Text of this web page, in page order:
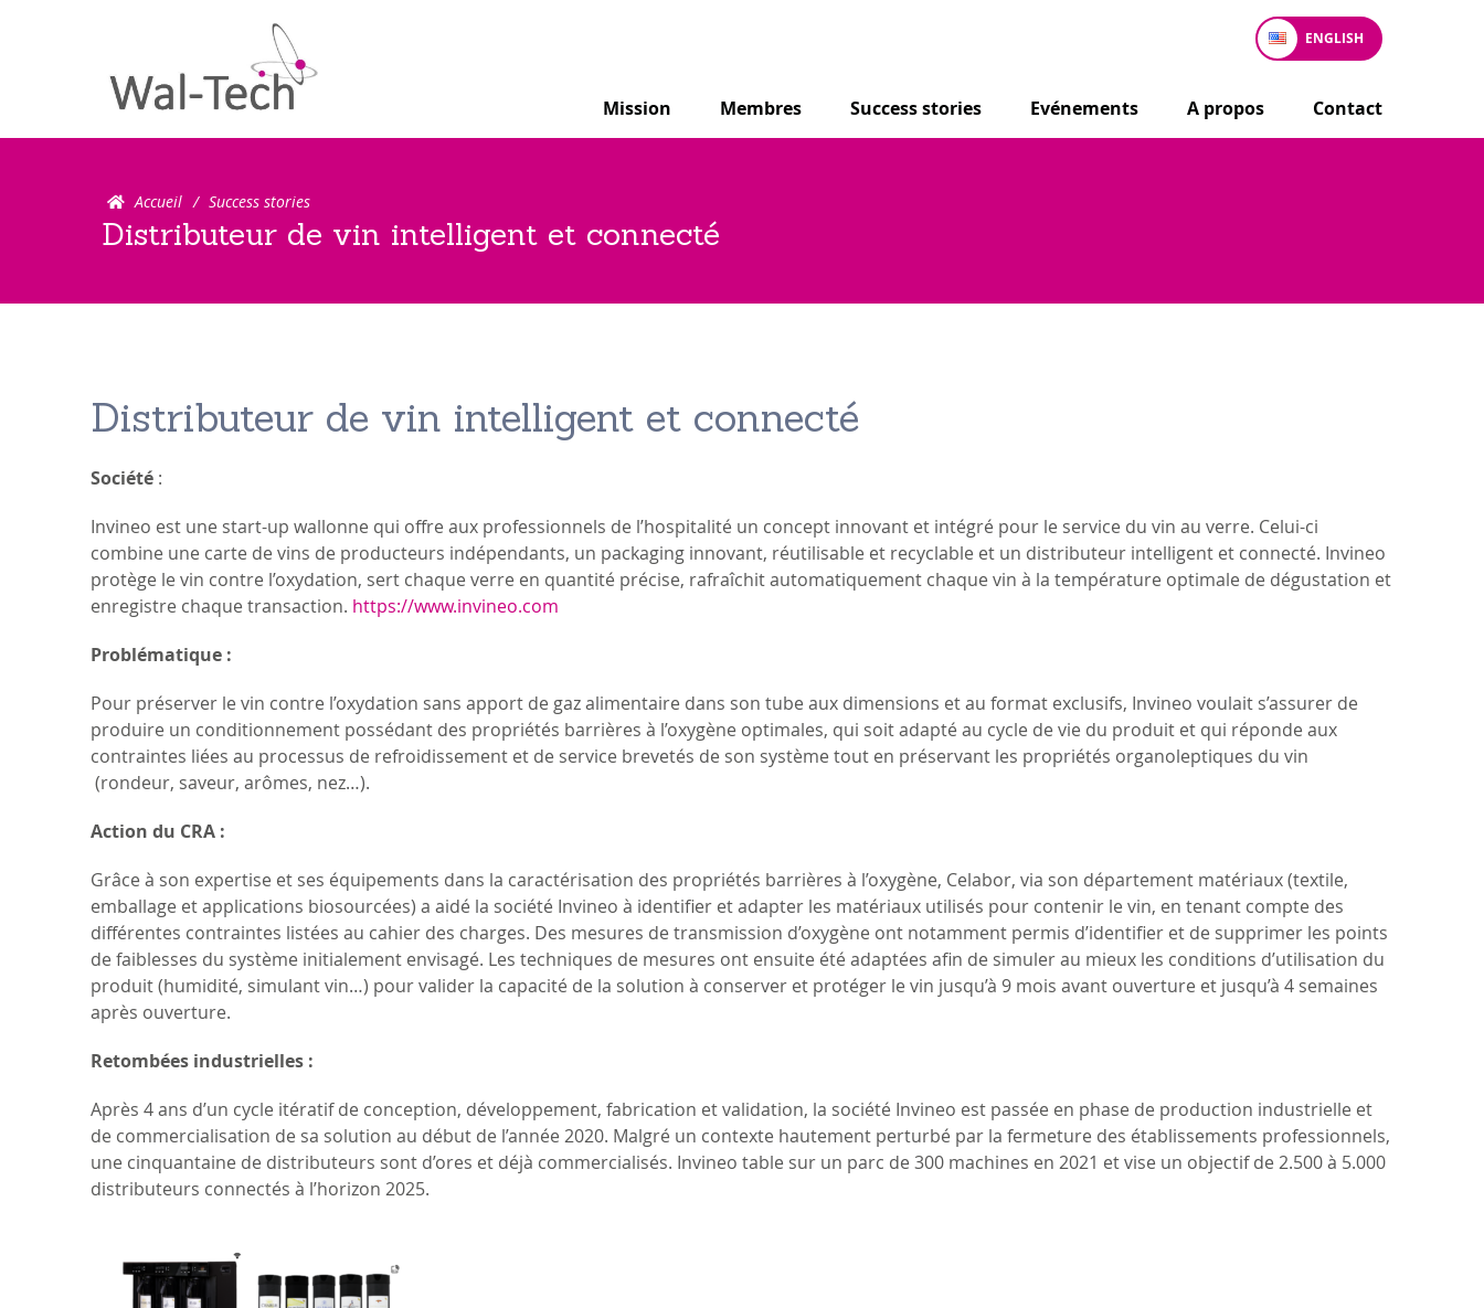
ENGLISH
Mission Membres Success stories Evénements A propos
Contact
Accueil Success stories
Distributeur de vin intelligent et connecté
Distributeur de vin intelligent et connecté
Société :
Invineo est une start-up wallonne qui offre aux professionnels de l’hospitalité un concept innovant et intégré pour le service du vin au verre. Celui-ci
combine une carte de vins de producteurs indépendants, un packaging innovant, réutilisable et recyclable et un distributeur intelligent et connecté. Invineo
protège le vin contre l’oxydation, sert chaque verre en quantité précise, rafraîchit automatiquement chaque vin à la température optimale de dégustation et
enregistre chaque transaction. https://www.invineo.com
Problématique :
Pour préserver le vin contre l’oxydation sans apport de gaz alimentaire dans son tube aux dimensions et au format exclusifs, Invineo voulait s’assurer de
produire un conditionnement possédant des propriétés barrières à l’oxygène optimales, qui soit adapté au cycle de vie du produit et qui réponde aux
contraintes liées au processus de refroidissement et de service brevetés de son système tout en préservant les propriétés organoleptiques du vin
(rondeur, saveur, arômes, nez…).
Action du CRA :
Grâce à son expertise et ses équipements dans la caractérisation des propriétés barrières à l’oxygène, Celabor, via son département matériaux (textile,
emballage et applications biosourcées) a aidé la société Invineo à identifier et adapter les matériaux utilisés pour contenir le vin, en tenant compte des
différentes contraintes listées au cahier des charges. Des mesures de transmission d’oxygène ont notamment permis d’identifier et de supprimer les points
de faiblesses du système initialement envisagé. Les techniques de mesures ont ensuite été adaptées afin de simuler au mieux les conditions d’utilisation du
produit (humidité, simulant vin…) pour valider la capacité de la solution à conserver et protéger le vin jusqu’à 9 mois avant ouverture et jusqu’à 4 semaines
après ouverture.
Retombées industrielles :
Après 4 ans d’un cycle itératif de conception, développement, fabrication et validation, la société Invineo est passée en phase de production industrielle et
de commercialisation de sa solution au début de l’année 2020. Malgré un contexte hautement perturbé par la fermeture des établissements professionnels,
une cinquantaine de distributeurs sont d’ores et déjà commercialisés. Invineo table sur un parc de 300 machines en 2021 et vise un objectif de 2.500 à 5.000
distributeurs connectés à l’horizon 2025.